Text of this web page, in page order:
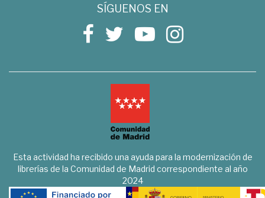
SÍGUENOS EN
Esta actividad ha recibido una ayuda para la modernización de
librerías de la Comunidad de Madrid correspondiente al año
2024